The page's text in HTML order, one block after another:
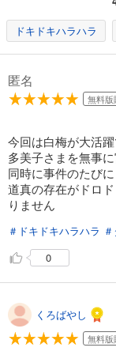
応天
あら
748
円
あら
応天
792円
ドキドキハラハラ
匿名
無料
今回は白梅が大活
多美子さまを無事
同時に事件のたびに
道真の存在がドロ
りません
＃ドキドキハラハラ
0
くろばやし
無料